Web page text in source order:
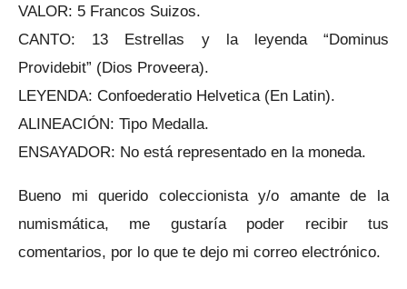
VALOR: 5 Francos Suizos.
CANTO: 13 Estrellas y la leyenda “Dominus
Providebit” (Dios Proveera).
LEYENDA: Confoederatio Helvetica (En Latin).
ALINEACIÓN: Tipo Medalla.
ENSAYADOR: No está representado en la moneda.
Bueno mi querido coleccionista y/o amante de la
numismática, me gustaría poder recibir tus
comentarios, por lo que te dejo mi correo electrónico.